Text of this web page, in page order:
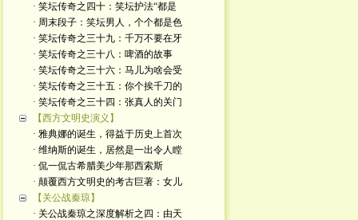
· 笑坛传奇之四十：笑坛护法“都是
· 周末段子：笑坛男人，个个都是色
· 笑坛传奇之三十九：千万不要在牙
· 笑坛传奇之三十八：啤酒的故事
· 笑坛传奇之三十六：马儿为啥会受
· 笑坛传奇之三十五：你个挨千刀的
· 笑坛传奇之三十四：张真人的关门
【西方文明史演义】
· 雅典娜的诞生，得益于历史上首次
· 维纳斯的诞生，居然是一出令人瞠
· 侃一侃古希腊美少年那西索斯
· 颠覆西方文明史的考古巨著：女儿
【关公战秦琼】
· 关公战秦琼之深度解析之四：由天